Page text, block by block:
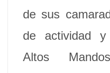
de sus
de actividad
Altos